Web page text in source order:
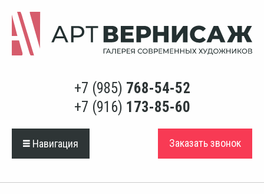
+7 (985) 768-54-52
+7 (916) 173-85-60
Навигация Заказать звонок